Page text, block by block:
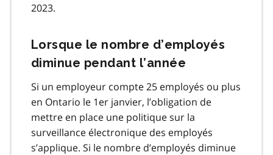
2023.
Lorsque le nombre d’employés
diminue pendant l’année
Si un employeur compte 25 employés ou plus
en Ontario le 1er janvier, l’obligation de
mettre en place une politique sur la
surveillance électronique des employés
s’applique. Si le nombre d’employés diminue